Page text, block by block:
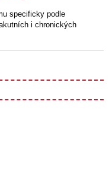
specificky podle
i chronických